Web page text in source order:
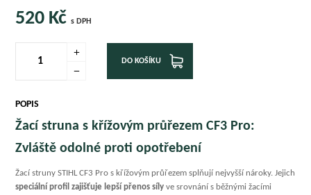
520 Kčs DPH
DO KOŠÍKU
POPIS
Žací struna s křížovým průřezem CF3 Pro:
Zvláště odolné proti opotřebení
Žací struny STIHL CF3 Pro s křížovým průřezem splňují nejvyšší nároky. Jejich
speciální profil zajišťuje lepší přenos síly ve srovnání s běžnými žacími